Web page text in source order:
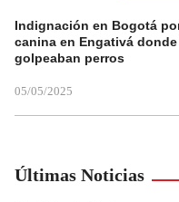
Indignación en Bogotá
canina en Engativá
golpeaban perros
05/05/2025
Últimas Noticias